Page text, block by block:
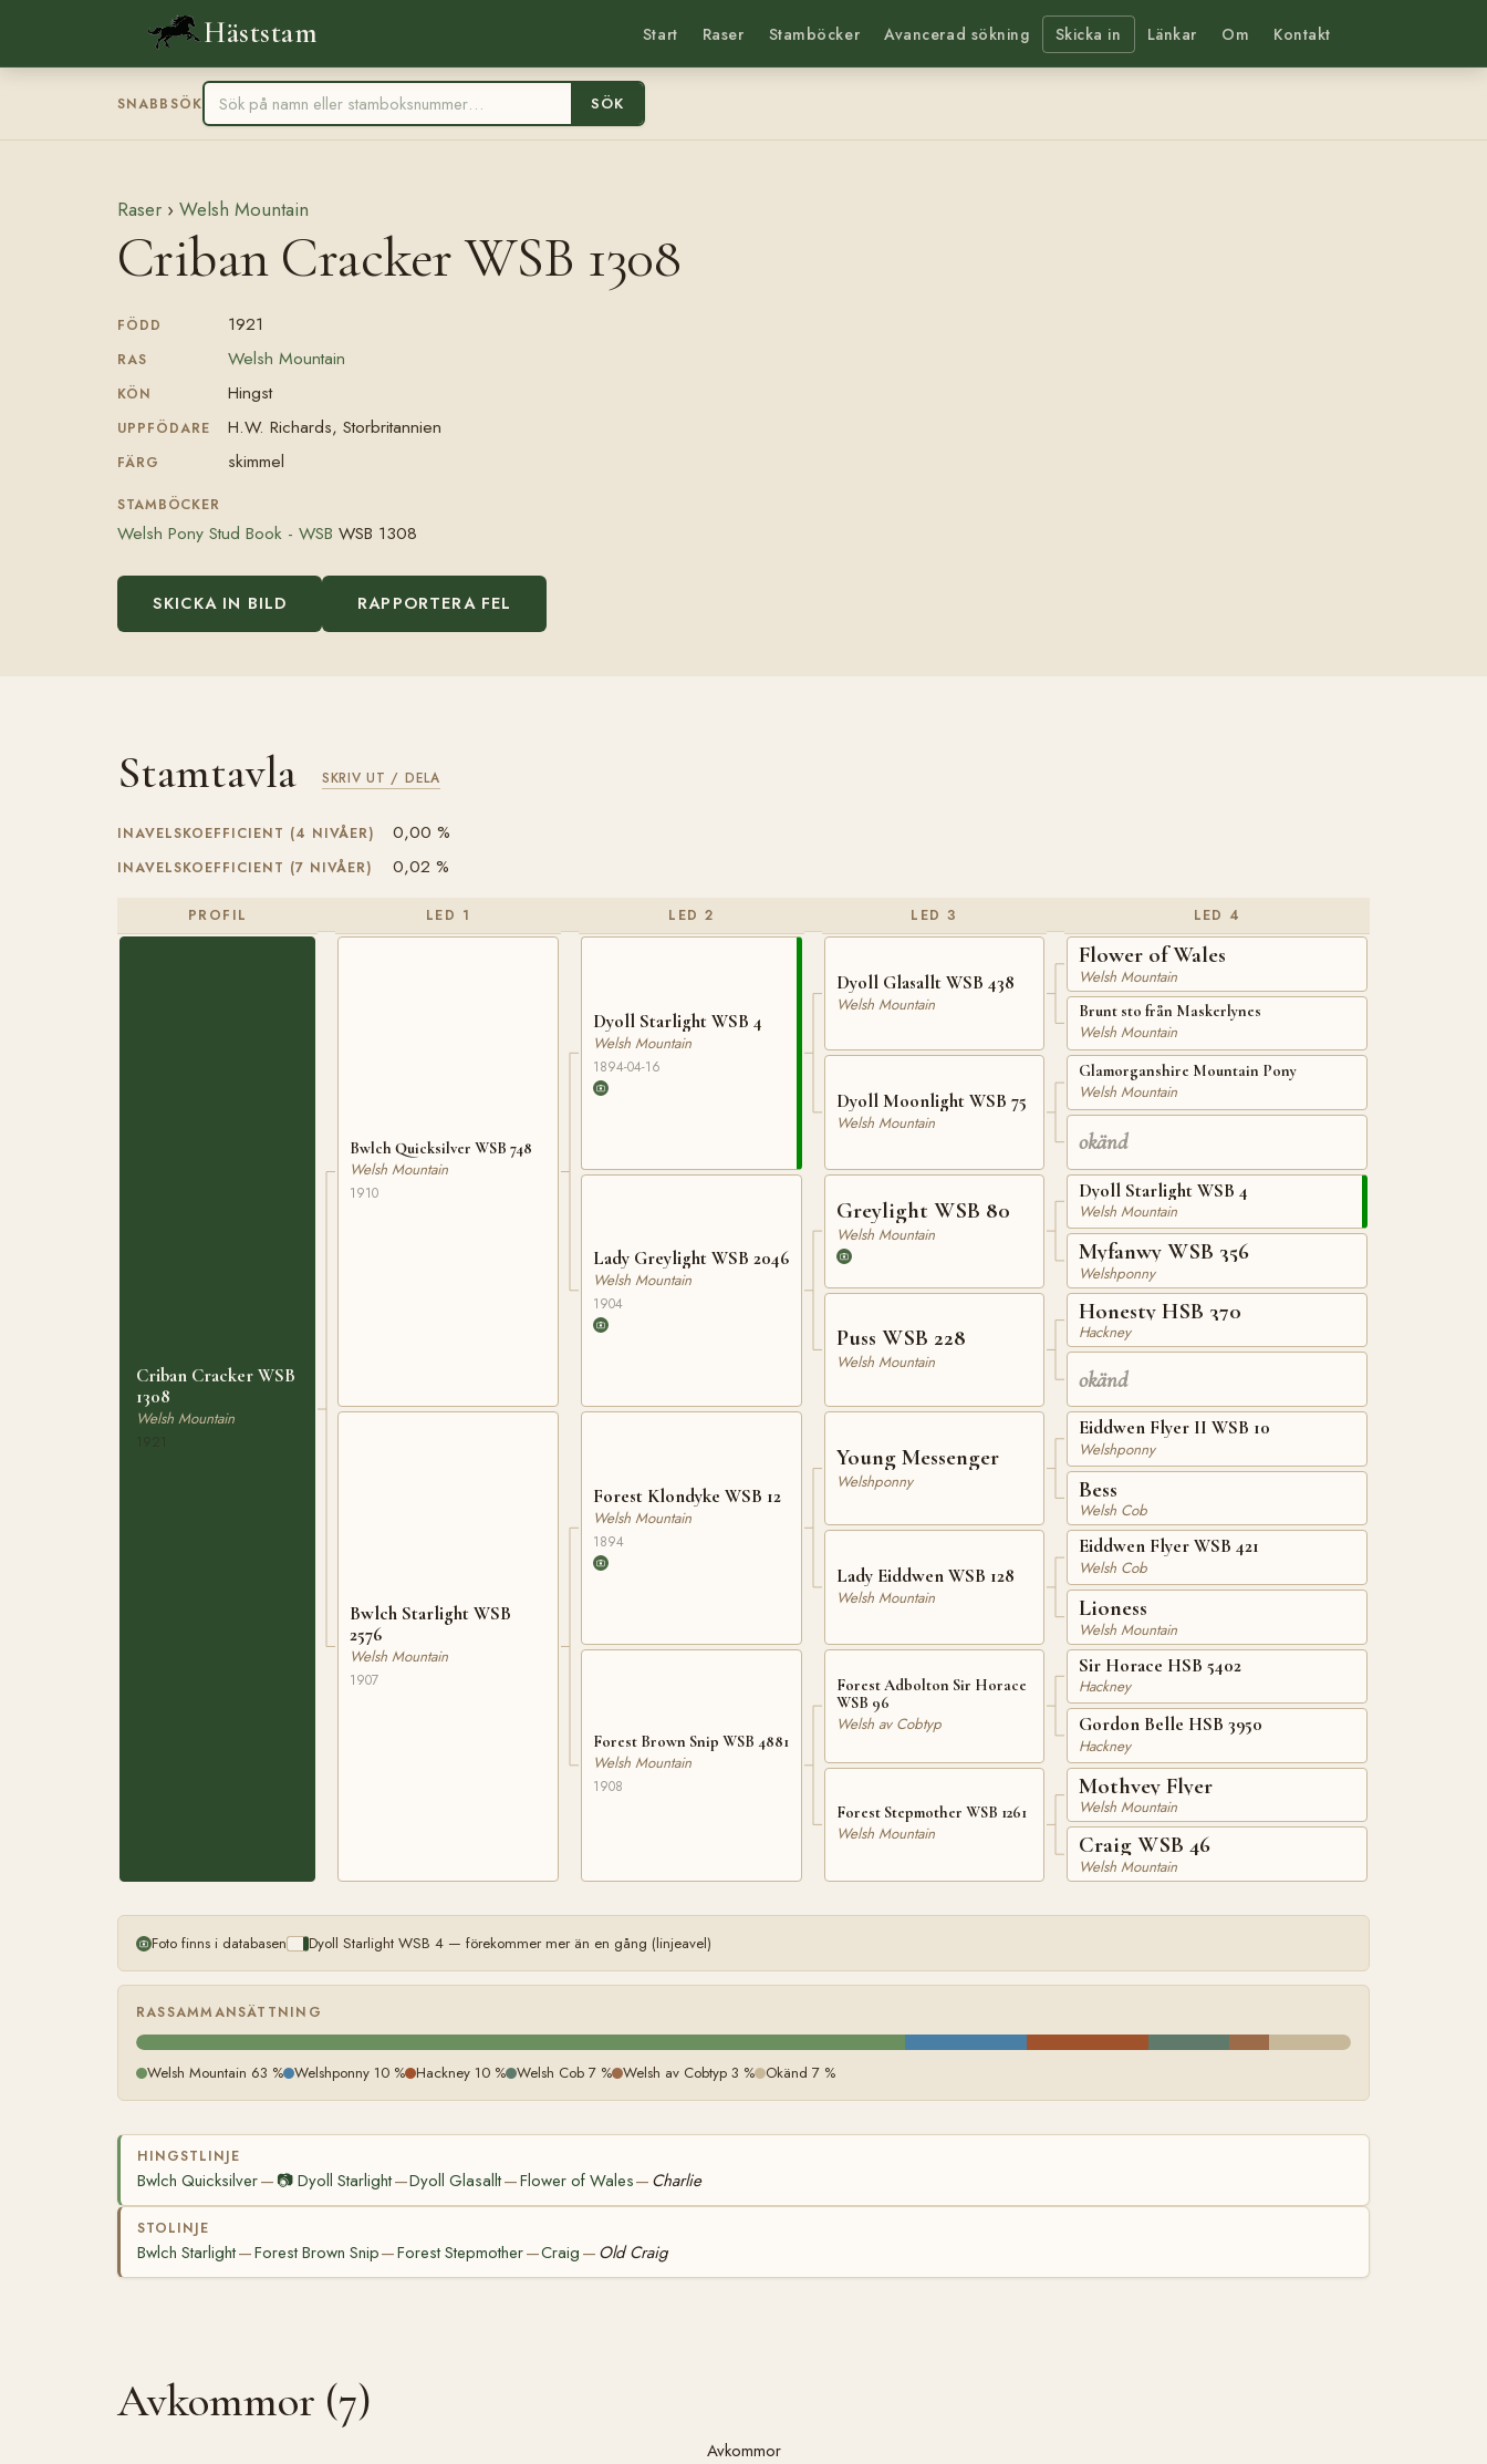
Häststam Start Raser Stamböcker Avancerad sökning Skicka in Länkar Om Kontakt
SNABBSÖK SÖK
Raser › Welsh Mountain
Criban Cracker WSB 1308
FÖDD 1921
RAS Welsh Mountain
KÖN Hingst
UPPFÖDARE H.W. Richards, Storbritannien
FÄRG skimmel
STAMBÖCKER
Welsh Pony Stud Book - WSB WSB 1308
SKICKA IN BILD RAPPORTERA FEL
Stamtavla SKRIV UT / DELA
INAVELSKOEFFICIENT (4 NIVÅER) 0,00 %
INAVELSKOEFFICIENT (7 NIVÅER) 0,02 %
PROFIL
Criban Cracker WSB
1308
Welsh Mountain
LED 1
Bwlch Quicksilver WSB 748
Welsh Mountain
1910
Bwlch Starlight WSB
2576
Welsh Mountain
1907
LED 2
Dyoll Starlight WSB 4
Welsh Mountain
1894-04-16
Lady Greylight WSB 2046
Welsh Mountain
1904
Forest Klondyke WSB 12
Welsh Mountain
1894
Forest Brown Snip WSB 4881
Welsh Mountain
1908
LED 3
Dyoll Glasallt WSB 438
Welsh Mountain
Dyoll Moonlight WSB 75
Welsh Mountain
Greylight WSB 80
Welsh Mountain
Puss WSB 228
Welsh Mountain
Young Messenger
Welshponny
Lady Eiddwen WSB 128
Welsh Mountain
Forest Adbolton Sir Horace
WSB 96
Welsh av Cobtyp
Forest Stepmother WSB 1261
Welsh Mountain
LED 4
Flower of Wales
Welsh Mountain
Brunt sto från Maskerlynes
Welsh Mountain
Glamorganshire Mountain Pony
Welsh Mountain
okänd
Dyoll Starlight WSB 4
Welsh Mountain
Myfanwy WSB 356
Welshponny
Honesty HSB 370
Hackney
okänd
Eiddwen Flyer II WSB 10
Welshponny
Bess
Welsh Cob
Eiddwen Flyer WSB 421
Welsh Cob
Lioness
Welsh Mountain
Sir Horace HSB 5402
Hackney
Gordon Belle HSB 3950
Hackney
Mothvey Flyer
Welsh Mountain
Craig WSB 46
Welsh Mountain
Foto finns i databasen Dyoll Starlight WSB 4 — förekommer mer än en gång (linjeavel)
RASSAMMANSÄTTNING
Welsh Mountain 63 % Welshponny 10 % Hackney 10 % Welsh Cob 7 % Welsh av Cobtyp 3 % Okänd 7 %
HINGSTLINJE
Bwlch Quicksilver— 📷Dyoll Starlight—Dyoll Glasallt—Flower of Wales— Charlie
STOLINJE
Bwlch Starlight—Forest Brown Snip—Forest Stepmother—Craig — Old Craig
Avkommor (7)
Avkommor